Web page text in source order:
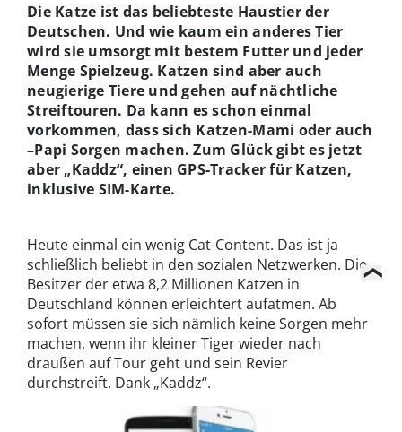
Die Katze ist das beliebteste Haustier der
Deutschen. Und wie kaum ein anderes Tier
wird sie umsorgt mit bestem Futter und jeder
Menge Spielzeug. Katzen sind aber auch
neugierige Tiere und gehen auf nächtliche
Streiftouren. Da kann es schon einmal
vorkommen, dass sich Katzen-Mami oder auch
–Papi Sorgen machen. Zum Glück gibt es jetzt
aber „Kaddz“, einen GPS-Tracker für Katzen,
inklusive SIM-Karte.
Heute einmal ein wenig Cat-Content. Das ist ja
schließlich beliebt in den sozialen Netzwerken. Die
Besitzer der etwa 8,2 Millionen Katzen in
Deutschland können erleichtert aufatmen. Ab
sofort müssen sie sich nämlich keine Sorgen mehr
machen, wenn ihr kleiner Tiger wieder nach
draußen auf Tour geht und sein Revier
durchstreift. Dank „Kaddz“.